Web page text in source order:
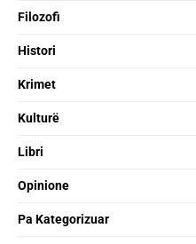
Filozofi
Histori
Krimet
Kulturë
Libri
Opinione
Pa Kategorizuar